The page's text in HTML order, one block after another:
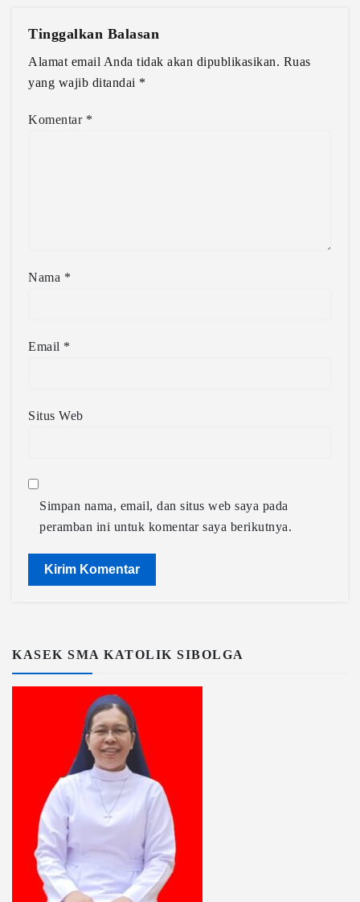
Tinggalkan Balasan
Alamat email Anda tidak akan dipublikasikan. Ruas
yang wajib ditandai *
Komentar *
Nama *
Email *
Situs Web
Simpan nama, email, dan situs web saya pada
peramban ini untuk komentar saya berikutnya.
KASEK SMA KATOLIK SIBOLGA